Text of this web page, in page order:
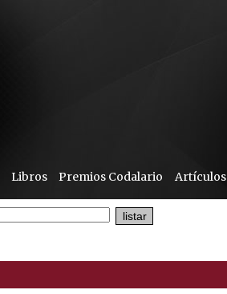
Libros Premios Codalario Artículos